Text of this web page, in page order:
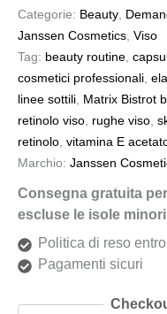
Categorie: Beauty
Janssen Cosmetics Viso
Tag: beauty routine
cosmetici professionali
linee sottili Matrix Bistrot
retinolo viso rughe viso
retinolo vitamina E
Marchio: Janssen
Consegna gratuita
escluse le isole
Politica di reso
Pagamenti sicuri